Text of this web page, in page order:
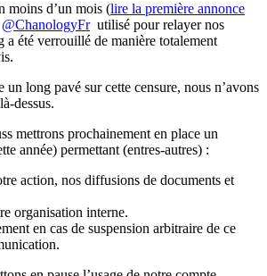
moins d’un mois (lire la première annonce
@ChanologyFrutilisé pour relayer nos
a été verrouillé de manière totalement
un long pavé sur cette censure, nous n’avons
dessus.
mettrons prochainement en place un
année) permettant (entres-autres) :
action, nos diffusions de documents et
organisation interne.
en cas de suspension arbitraire de ce